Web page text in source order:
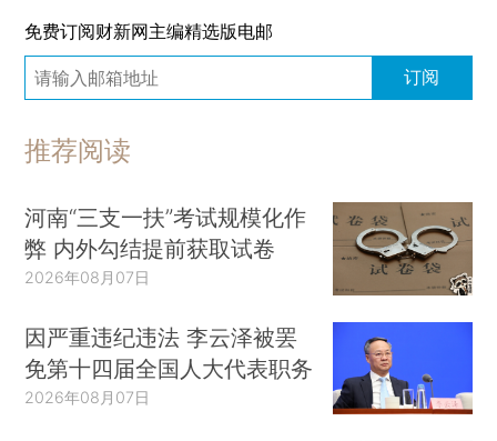
免费订阅财新网主编精选版电邮
订阅
推荐阅读
河南“三支一扶”考试规模化作
弊 内外勾结提前获取试卷
2026年08月07日
因严重违纪违法 李云泽被罢
免第十四届全国人大代表职务
2026年08月07日